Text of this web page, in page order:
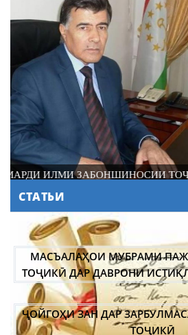
4-уми декабр- зодрӯзи
шоири абадзинда Абулқосим
Лоҳутӣ
АБУЛҚОСИМ ЛОҲУТӢ /
ABULQOSIM LOHUTY/
ДОНИШМАНДИ ҲУНАРМАНД
СТАТЬИ
МАСЪАЛАҲОИ МУБРАМИ
ТОҶИКӢ ДАР ДАВРОНИ
ҶОЙГОҲИ ЗАН ДАР
ТОҶИКӢ